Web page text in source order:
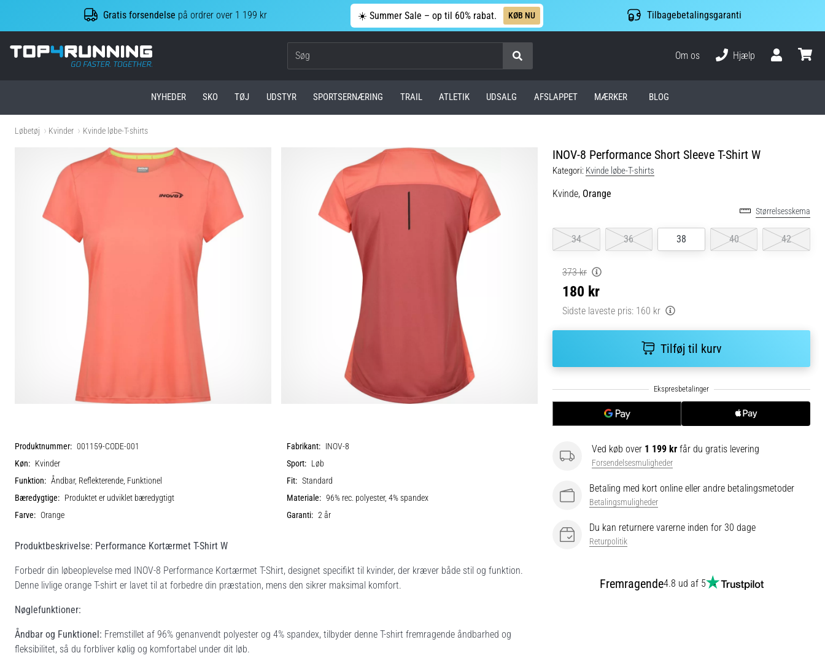
Gratis forsendelse på ordrer over 1 199 kr ☀️ Summer Sale – op til 60% rabat. KØB NU Tilbagebetalingsgaranti
Top4Running.dk
Om os
Hjælp
NYHEDER SKO TØJ UDSTYR SPORTSERNÆRING TRAIL ATLETIK UDSALG AFSLAPPET MÆRKER BLOG
Løbetøj Kvinder Kvinde løbe-T-shirts
INOV-8 Performance Short Sleeve T-Shirt W
Kategori: Kvinde løbe-T-shirts
Kvinde, Orange
Størrelsesskema
34 36 38 40 42
373 kr
180 kr
Sidste laveste pris: 160 kr
Tilføj til kurv
Ved køb over 1 199 kr får du gratis levering
Forsendelsesmuligheder
Betaling med kort online eller andre betalingsmetoder
Betalingsmuligheder
Du kan returnere varerne inden for 30 dage
Returpolitik
Fremragende4.8 ud af 5
Produktnummer: 001159-CODE-001 Fabrikant: INOV-8
Køn: Kvinder Sport: Løb
Funktion: Åndbar, Reflekterende, Funktionel Fit: Standard
Bæredygtige: Produktet er udviklet bæredygtigt Materiale: 96% rec. polyester, 4% spandex
Farve: Orange Garanti: 2 år
Produktbeskrivelse: Performance Kortærmet T-Shirt W
Forbedr din løbeoplevelse med INOV-8 Performance Kortærmet T-Shirt, designet specifikt til kvinder, der kræver både stil og funktion.
Denne livlige orange T-shirt er lavet til at forbedre din præstation, mens den sikrer maksimal komfort.
Nøglefunktioner:
Åndbar og Funktionel: Fremstillet af 96% genanvendt polyester og 4% spandex, tilbyder denne T-shirt fremragende åndbarhed og
fleksibilitet, så du forbliver kølig og komfortabel under dit løb.